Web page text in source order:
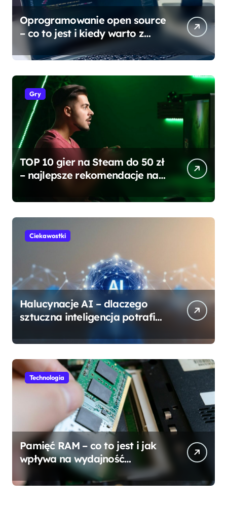
Oprogramowanie open source
– co to jest i kiedy warto z
niego korzystać?
Gry
TOP 10 gier na Steam do 50 zł
– najlepsze rekomendacje na
każdą kieszeń
Ciekawostki
Halucynacje AI – dlaczego
sztuczna inteligencja potrafi
Technologia
Pamięć RAM – co to jest i jak
wpływa na wydajność
komputera?